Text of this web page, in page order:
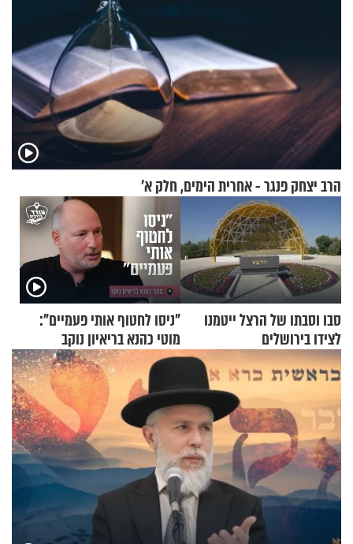
הרב יצחק פנגר - אחרית הימים, חלק א’
סבו וסבתו של הרצל ייטמנו
לצידו בירושלים
"ניסו לחטוף אותי פעמיים":
מוטי כהנא בריאיון נוקב